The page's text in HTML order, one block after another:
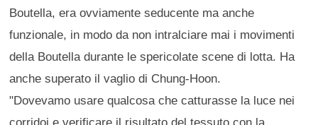
Boutella, era ovviamente seducente ma anche
funzionale, in modo da non intralciare mai i movimenti
della Boutella durante le spericolate scene di lotta. Ha
anche superato il vaglio di Chung-Hoon.
"Dovevamo usare qualcosa che catturasse la luce nei
corridoi e verificare il risultato del tessuto con la